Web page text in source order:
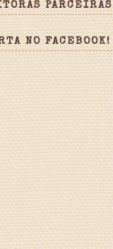
PARCEIRAS
NO FACEBOOK!